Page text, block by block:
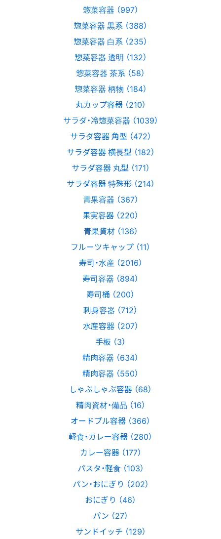
惣菜容器 （997）
惣菜容器 黒系 （388）
惣菜容器 白系 （235）
惣菜容器 透明 （132）
惣菜容器 茶系 （58）
惣菜容器 柄物 （184）
丸カップ容器 （210）
サラダ・冷惣菜容器 （1039）
サラダ容器 角型 （472）
サラダ容器 横長型 （182）
サラダ容器 丸型 （171）
サラダ容器 特殊形 （214）
青果容器 （367）
果実容器 （220）
青果資材 （136）
フルーツキャップ （11）
寿司・水産 （2016）
寿司容器 （894）
寿司桶 （200）
刺身容器 （712）
水産容器 （207）
手板 （3）
精肉容器 （634）
精肉容器 （550）
しゃぶしゃぶ容器 （68）
精肉資材・備品 （16）
オードブル容器 （366）
軽食・カレー容器 （280）
カレー容器 （177）
パスタ・軽食 （103）
パン・おにぎり （202）
おにぎり （46）
パン （27）
サンドイッチ （129）